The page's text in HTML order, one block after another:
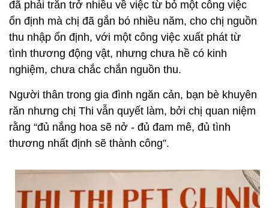
đã phải trăn trở nhiều về việc từ bỏ một công việc
ổn định mà chị đã gắn bó nhiều năm, cho chị nguồn
thu nhập ổn định, với một công việc xuất phát từ
tình thương động vật, nhưng chưa hề có kinh
nghiệm, chưa chắc chắn nguồn thu.
Người thân trong gia đình ngăn cản, bạn bè khuyên
răn nhưng chị Thi vẫn quyết làm, bởi chị quan niệm
rằng “đủ nắng hoa sẽ nở - đủ đam mê, đủ tình
thương nhất định sẽ thành công”.